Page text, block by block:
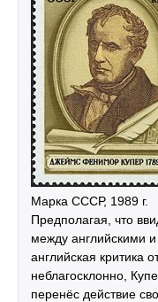
Марка СССР, 1989 г.
Предполагая, что
между английскими
английская критика
неблагосклонно,
перенёс действие